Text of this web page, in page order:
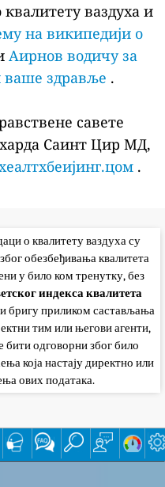
ваздуха и
на википедији о
Аирнов водичу за
ваше здравље .
савете
Саинт Цир МД,
.
о квалитету ваздуха су
обезбеђивања квалитета
у било ком тренутку, без
индекса квалитета
бригу приликом састављања
тим или његови агенти,
одговорни због било
која настају директно или
ових података.